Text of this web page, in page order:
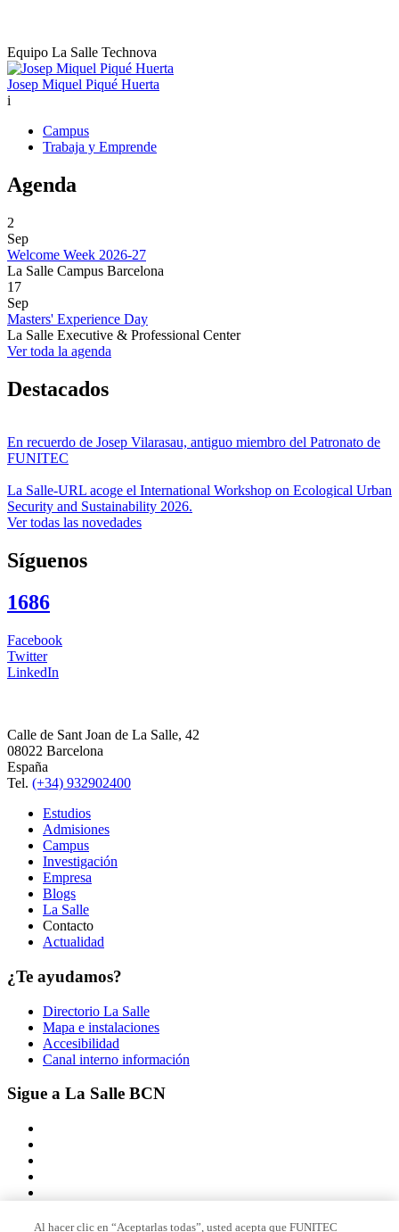
Equipo La Salle Technova
Josep Miquel Piqué Huerta
i
Campus
Trabaja y Emprende
Agenda
2
Sep
Welcome Week 2026-27
La Salle Campus Barcelona
17
Sep
Masters' Experience Day
La Salle Executive & Professional Center
Ver toda la agenda
Destacados
En recuerdo de Josep Vilarasau, antiguo miembro del Patronato de
FUNITEC
La Salle-URL acoge el International Workshop on Ecological Urban
Security and Sustainability 2026.
Ver todas las novedades
Síguenos
1686
Facebook
Twitter
LinkedIn
Calle de Sant Joan de La Salle, 42
08022 Barcelona
España
Tel. (+34) 932902400
Estudios
Admisiones
Campus
Investigación
Empresa
Blogs
La Salle
Contacto
Actualidad
¿Te ayudamos?
Directorio La Salle
Mapa e instalaciones
Accesibilidad
Canal interno información
Sigue a La Salle BCN
Al hacer clic en “Aceptarlas todas”, usted acepta que FUNITEC